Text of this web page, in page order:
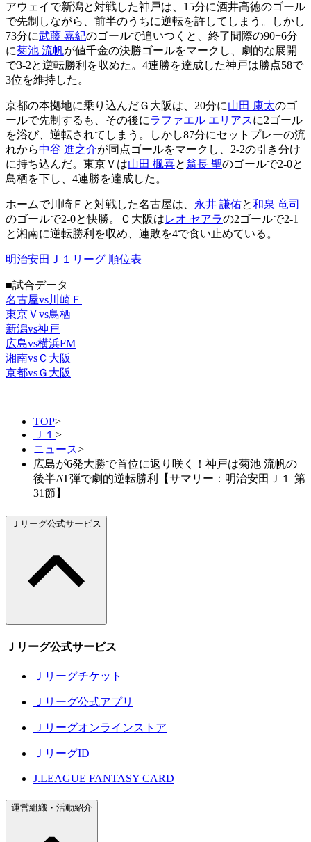
アウェイで新潟と対戦した神戸は、15分に酒井高徳のゴール
で先制しながら、前半のうちに逆転を許してしまう。しかし
73分に武藤 嘉紀のゴールで追いつくと、終了間際の90+6分
に菊池 流帆が値千金の決勝ゴールをマークし、劇的な展開
で3-2と逆転勝利を収めた。4連勝を達成した神戸は勝点58で
3位を維持した。
京都の本拠地に乗り込んだＧ大阪は、20分に山田 康太のゴ
ールで先制するも、その後にラファエル エリアスに2ゴール
を浴び、逆転されてしまう。しかし87分にセットプレーの流
れから中谷 進之介が同点ゴールをマークし、2-2の引き分け
に持ち込んだ。東京Ｖは山田 楓喜と翁長 聖のゴールで2-0と
鳥栖を下し、4連勝を達成した。
ホームで川崎Ｆと対戦した名古屋は、 永井 謙佑と和泉 竜司
のゴールで2-0と快勝。Ｃ大阪はレオ セアラの2ゴールで2-1
と湘南に逆転勝利を収め、連敗を4で食い止めている。
明治安田Ｊ１リーグ 順位表
■試合データ
名古屋vs川崎Ｆ
東京Ｖvs鳥栖
新潟vs神戸
広島vs横浜FM
湘南vsＣ大阪
京都vsＧ大阪
TOP>
Ｊ１ >
ニュース>
広島が6発大勝で首位に返り咲く！神戸は菊池 流帆の
後半AT弾で劇的逆転勝利【サマリー：明治安田Ｊ１ 第
31節】
Ｊリーグ公式サービス
Ｊリーグ公式サービス
Ｊリーグチケット
Ｊリーグ公式アプリ
Ｊリーグオンラインストア
ＪリーグID
J.LEAGUE FANTASY CARD
運営組織・活動紹介